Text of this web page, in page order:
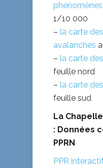
1/10 000
– la carte
avalanches
– la carte
feuille nord
– la carte
feuille sud
La
: Données
PPRN
PPR